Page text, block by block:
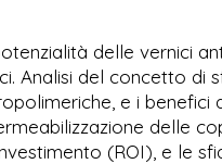
delle vernici
Analisi del concetto di
e i benefici
delle
(ROI), e le